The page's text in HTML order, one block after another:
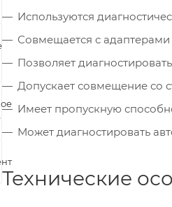
Используются
Совмещается с адаптерами
Позволяет
Допускает совмещение со
Имеет пропускную
Может диагностировать
Технические